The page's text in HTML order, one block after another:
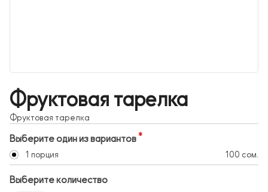
Фруктовая тарелка
Фруктовая тарелка
Выберите один из вариантов
1 порция 100 сом.
Выберите количество